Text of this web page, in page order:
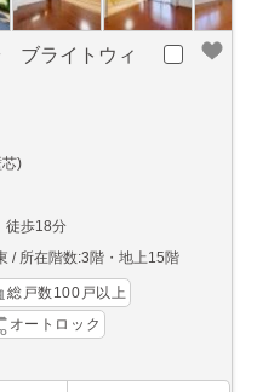
ブライトウィ
)
歩18分
所在階数:3階・地上15階
総戸数100戸以上
オートロック